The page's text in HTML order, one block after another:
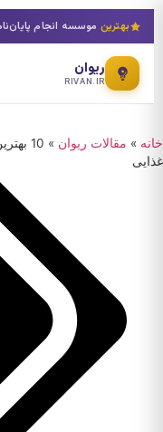
بهترین موسسه انجام
ریوان
RIVAN.IR
خانه » مقالات ریوان »
10
غذایی